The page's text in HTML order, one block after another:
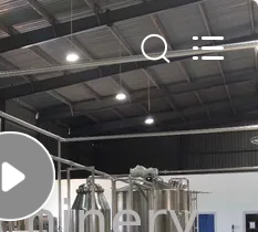
مسكن
منتجات
Shanghai
Machinery
Co.,
Ltd..
All
Rights
Reserved.